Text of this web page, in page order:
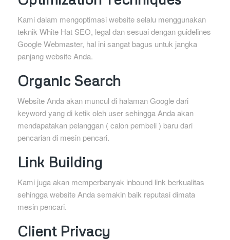
Kami dalam mengoptimasi website selalu menggunakan
teknik White Hat SEO, legal dan sesuai dengan guidelines
Google Webmaster, hal ini sangat bagus untuk jangka
panjang website Anda.
Organic Search
Website Anda akan muncul di halaman Google dari
keyword yang di ketik oleh user sehingga Anda akan
mendapatakan pelanggan ( calon pembeli ) baru dari
pencarian di mesin pencari.
Link Building
Kami juga akan memperbanyak inbound link berkualitas
sehingga website Anda semakin baik reputasi dimata
mesin pencari.
Client Privacy